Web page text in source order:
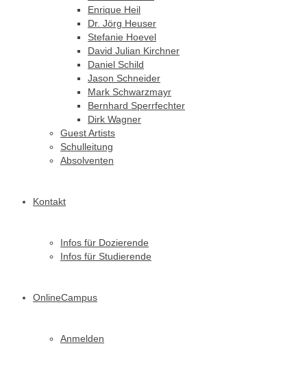
Enrique Heil
Dr. Jörg Heuser
Stefanie Hoevel
David Julian Kirchner
Daniel Schild
Jason Schneider
Mark Schwarzmayr
Bernhard Sperrfechter
Dirk Wagner
Guest Artists
Schulleitung
Absolventen
Kontakt
Infos für Dozierende
Infos für Studierende
OnlineCampus
Anmelden